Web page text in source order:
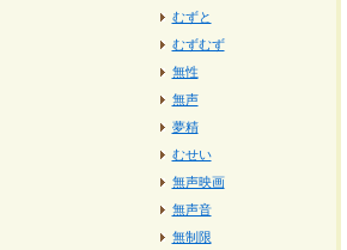
むずと
むずむず
無性
無声
夢精
むせい
無声映画
無声音
無制限